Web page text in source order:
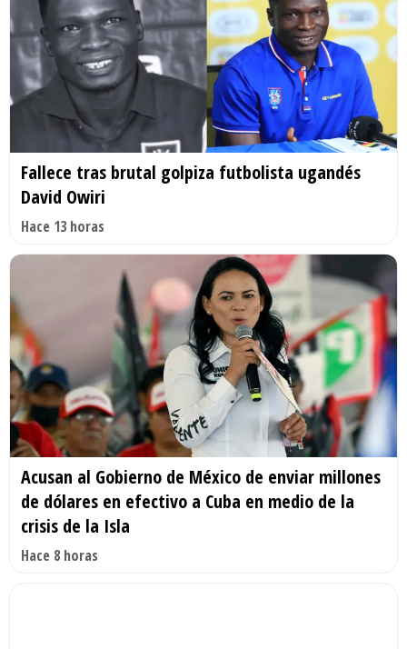
Fallece tras brutal golpiza futbolista ugandés
David Owiri
Hace 13 horas
Acusan al Gobierno de México de enviar millones
de dólares en efectivo a Cuba en medio de la
crisis de la Isla
Hace 8 horas